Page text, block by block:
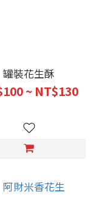
罐裝花生酥
~ NT$130